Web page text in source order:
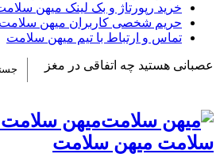
خرید رپورتاژ و بک لینک میهن
حریم شخصی کاربران میهن سلامت
تماس و ارتباط با تیم میهن سلامت
میهن
سلامت میهن سلامت
عصبانی هستید چه اتفاقی در مغز